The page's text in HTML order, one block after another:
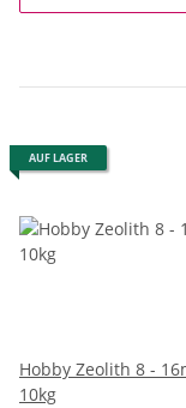
AUF LAGER
Hobby Zeolith 8 -
10kg